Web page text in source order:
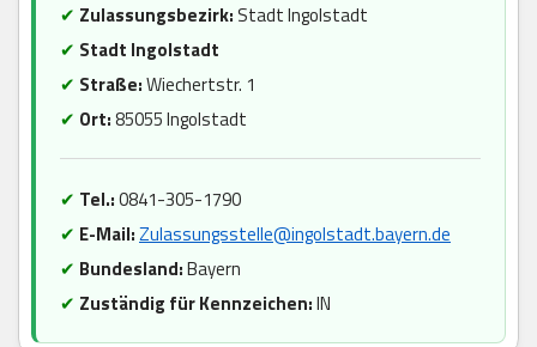
✔ Zulassungsbezirk: Stadt Ingolstadt
✔ Stadt Ingolstadt
✔ Straße:Wiechertstr. 1
✔ Ort:85055 Ingolstadt
✔ Tel.:0841-305-1790
✔ E-Mail:Zulassungsstelle@ingolstadt.bayern.de
✔ Bundesland:Bayern
✔ Zuständig für Kennzeichen:IN